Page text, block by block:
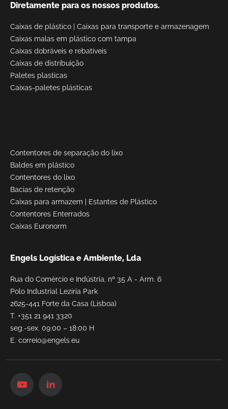
Diretamente para os nossos produtos.
Caixas de plástico
Caixas para transporte e armazenagem
Caixas malas em plástico com tampa
Caixas dobráveis e rebatíveis
Caixas de distribuição
Paletes plasticas
Caixas-paletes plásticas
Contentores de separação do lixo
Baldes em plástico
Contentores do lixo
Bacias de retenção
Caixas para armazem
Estantes de Plástico
Contentores Enterrados
Caixas Euronorm
Engels Logística e Ambiente, Lda
Rua do Comércio e Indústria, nº 35 A - Arm. 6
Polo Industrial Lezíria Park
2625-441 Forte da Casa (Lisboa)
T. +351 21 941 3320
seg.-sex. 09:00 – 18:00 H
E. correio@engels.eu